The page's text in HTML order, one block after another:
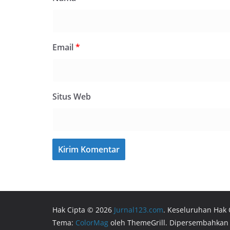
Email*
Situs Web
Hak Cipta © 2026 Jurnal123.com. Keseluruhan Hak
Tema: ColorMag oleh ThemeGrill. Dipersembahkan